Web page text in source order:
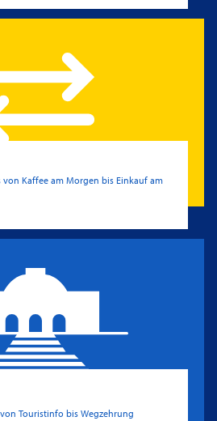
von Kaffee am Morgen bis Einkauf am
Touristinfo bis Wegzehrung